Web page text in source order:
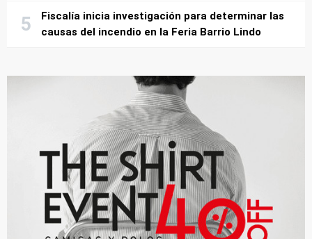
Fiscalía inicia investigación para determinar las
causas del incendio en la Feria Barrio Lindo